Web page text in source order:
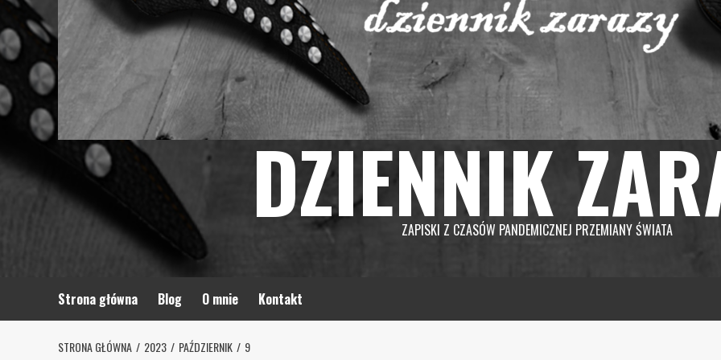
DZIENNIK
ZAPISKI Z CZASÓW PANDEMICZNEJ PRZEMIANY ŚWIATA
Strona główna Blog O mnie Kontakt
STRONA GŁÓWNA 2023 PAŹDZIERNIK 9